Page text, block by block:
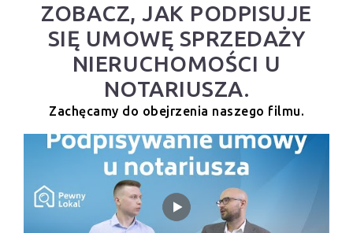
ZOBACZ, JAK PODPISUJE
SIĘ UMOWĘ SPRZEDAŻY
NIERUCHOMOŚCI U
NOTARIUSZA.
Zachęcamy do obejrzenia naszego filmu.